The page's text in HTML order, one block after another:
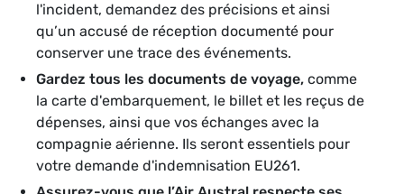
l'incident, demandez des précisions et ainsi
qu’un accusé de réception documenté pour
conserver une trace des événements.
Gardez tous les documents de voyage, comme
la carte d'embarquement, le billet et les reçus de
dépenses, ainsi que vos échanges avec la
compagnie aérienne. Ils seront essentiels pour
votre demande d'indemnisation EU261.